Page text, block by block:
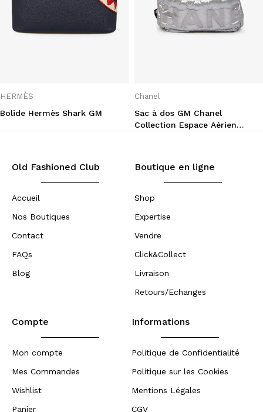
HERMÈS
Bolide Hermès Shark GM
Chanel
Sac à dos GM Chanel
Collection Espace Aérien
Old Fashioned Club
Accueil
Nos Boutiques
Contact
FAQs
Blog
Boutique en ligne
Shop
Expertise
Vendre
Click&Collect
Livraison
Retours/Echanges
Compte
Mon compte
Mes Commandes
Wishlist
Panier
Informations
Politique de Confidentialité
Politique sur les Cookies
Mentions Légales
CGV